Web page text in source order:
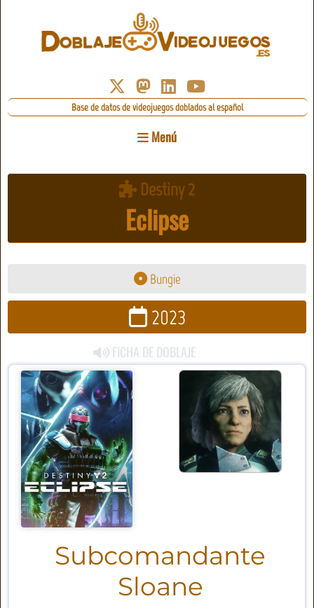
Base de datos de videojuegos doblados al español
Menú
Destiny 2
Eclipse
Bungie
2023
FICHA DE DOBLAJE
Subcomandante
Sloane